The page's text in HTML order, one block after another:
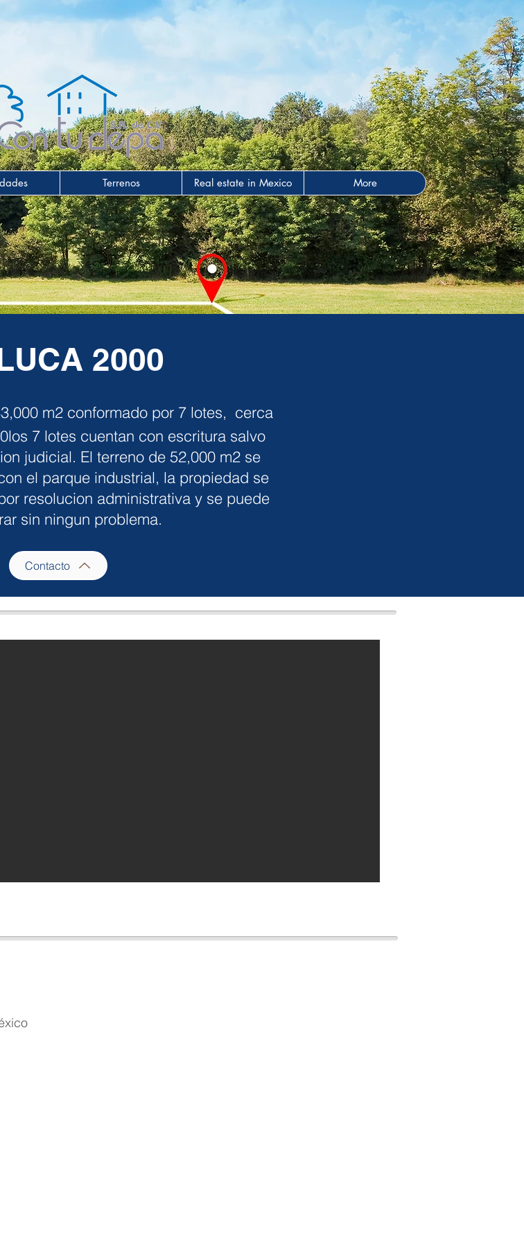
Terrenos Real estate in Mexico More
2000
m2 conformado por 7 lotes, cerca
los 7 lotes cuentan con escritura salvo
judicial. El terreno de 52,000 m2 se
el parque industrial, la propiedad se
resolucion administrativa y se puede
sin ningun problema.
Contacto